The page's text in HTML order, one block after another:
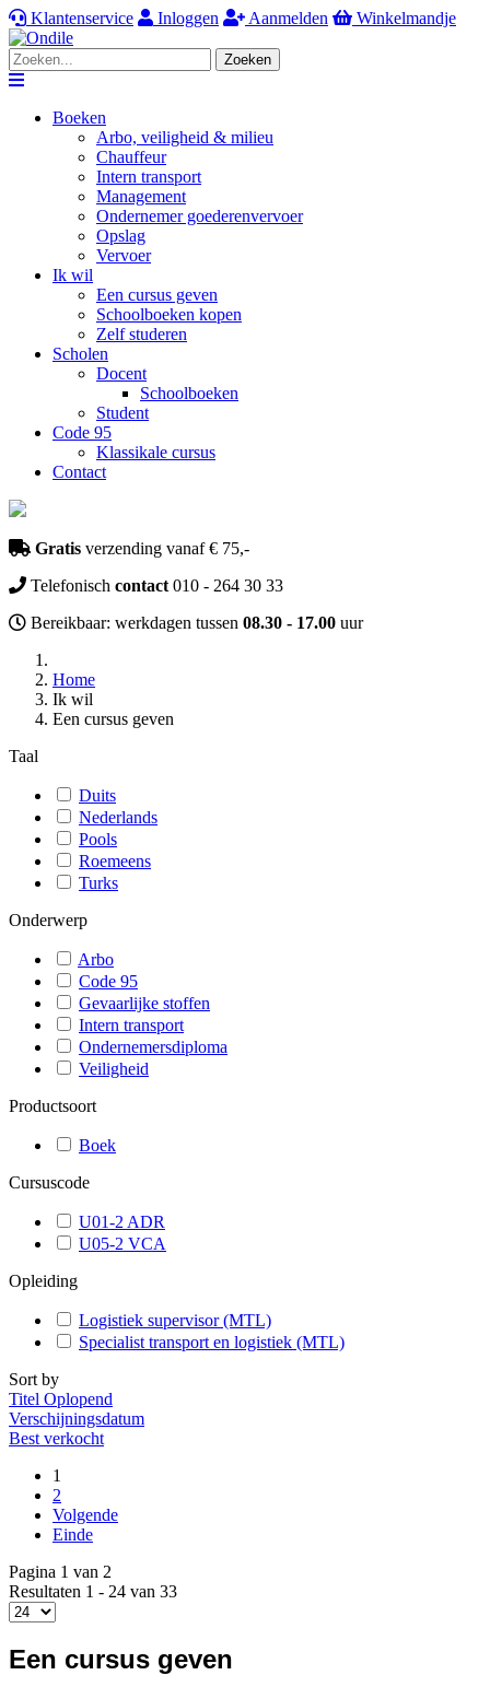
Klantenservice Inloggen Aanmelden Winkelmandje
Zoeken
Navigation
Boeken
Arbo, veiligheid & milieu
Chauffeur
Intern transport
Management
Ondernemer goederenvervoer
Opslag
Vervoer
Ik wil
Een cursus geven
Schoolboeken kopen
Zelf studeren
Scholen
Docent
Schoolboeken
Student
Code 95
Klassikale cursus
Contact
Gratis verzending vanaf € 75,-
Telefonisch contact 010 - 264 30 33
Bereikbaar: werkdagen tussen 08.30 - 17.00 uur
Home
Ik wil
Een cursus geven
Taal
Duits
Nederlands
Pools
Roemeens
Turks
Onderwerp
Arbo
Code 95
Gevaarlijke stoffen
Intern transport
Ondernemersdiploma
Veiligheid
Productsoort
Boek
Cursuscode
U01-2 ADR
U05-2 VCA
Opleiding
Logistiek supervisor (MTL)
Specialist transport en logistiek (MTL)
Sort by
Titel Oplopend
Verschijningsdatum
Best verkocht
1
2
Volgende
Einde
Pagina 1 van 2
Resultaten 1 - 24 van 33
Een cursus geven